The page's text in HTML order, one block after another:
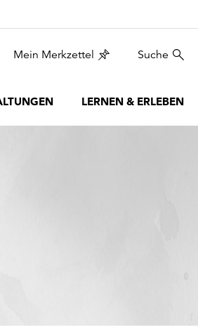
Mein Merkzettel Suche
LERNEN & ERLEBEN